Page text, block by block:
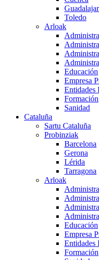
Toledo
Arloak
Educación
Empresa
Entidades
Formación
Sanidad
Cataluña
Sartu Cataluña
Probinziak
Barcelona
Gerona
Lérida
Tarragona
Arloak
Educación
Empresa
Entidades
Formación